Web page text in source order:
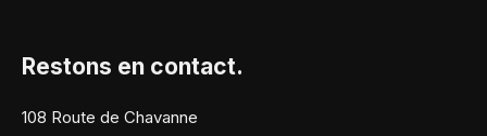
Restons en contact.
108 Route de Chavanne